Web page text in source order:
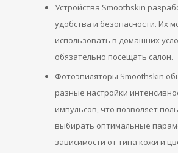
Устройства Smoothskin
удобства и безопасности. Их
использовать в домашних
обязательно посещать салон.
Фотоэпиляторы Smoothskin
разные настройки
импульсов, что позволяет
выбирать оптимальные
зависимости от типа кожи и